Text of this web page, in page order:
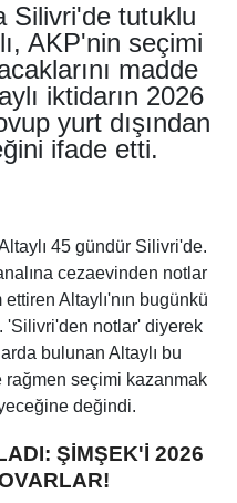
Silivri'de tutuklu
AKP'nin seçimi
madde
iktidarın 2026
yurt dışından
ifade etti.
45 gündür Silivri'de.
cezaevinden notlar
Altaylı'nın bugünkü
'Silivri'den notlar' diyerek
bulunan Altaylı bu
rağmen seçimi kazanmak
değindi.
ŞİMŞEK'İ 2026